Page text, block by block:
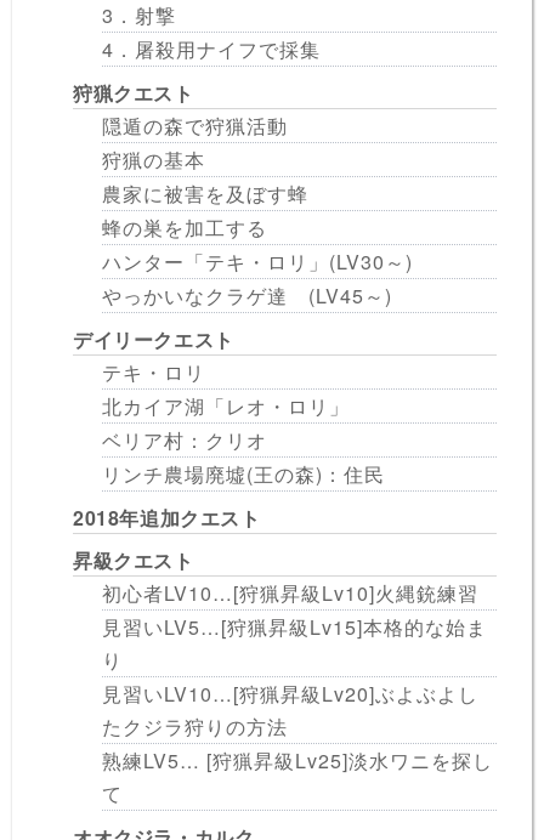
3．射撃
4．屠殺用ナイフで採集
狩猟クエスト
隠遁の森で狩猟活動
狩猟の基本
農家に被害を及ぼす蜂
蜂の巣を加工する
ハンター「テキ・ロリ」(LV30～)
やっかいなクラゲ達 (LV45～)
デイリークエスト
テキ・ロリ
北カイア湖「レオ・ロリ」
ベリア村：クリオ
リンチ農場廃墟(王の森)：住民
2018年追加クエスト
昇級クエスト
初心者LV10…[狩猟昇級Lv10]火縄銃練習
見習いLV5…[狩猟昇級Lv15]本格的な始ま
り
見習いLV10…[狩猟昇級Lv20]ぶよぶよし
たクジラ狩りの方法
熟練LV5… [狩猟昇級Lv25]淡水ワニを探し
て